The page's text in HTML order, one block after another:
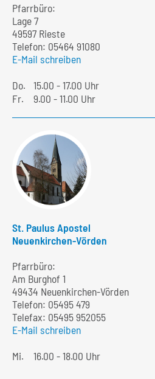
Pfarrbüro:
Lage 7
49597 Rieste
Telefon: 05464 91080
E-Mail schreiben
Do.
15.00 - 17.00 Uhr
Fr.
9.00 - 11.00 Uhr
St. Paulus Apostel
Neuenkirchen-Vörden
Pfarrbüro:
Am Burghof 1
49434 Neuenkirchen-Vörden
Telefon: 05495 479
Telefax: 05495 952055
E-Mail schreiben
Mi.
16.00 - 18.00 Uhr